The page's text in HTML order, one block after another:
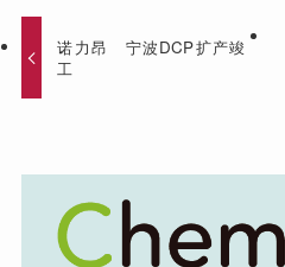
诺力昂 宁波DCP扩产竣
工